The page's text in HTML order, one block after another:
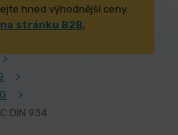
hned výhodnější ceny.
na stránku B2B,
DIN 934